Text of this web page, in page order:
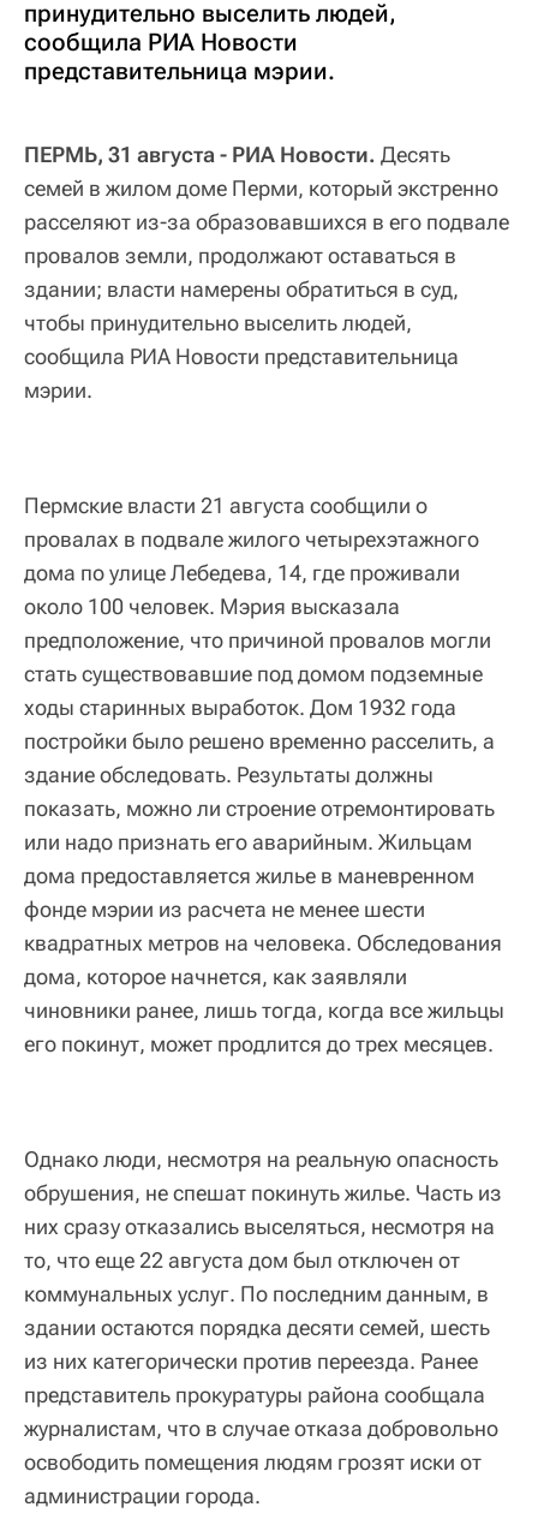
принудительно выселить людей,
сообщила РИА Новости
представительница мэрии.
ПЕРМЬ, 31 августа - РИА Новости. Десять
семей в жилом доме Перми, который экстренно
расселяют из-за образовавшихся в его подвале
провалов земли, продолжают оставаться в
здании; власти намерены обратиться в суд,
чтобы принудительно выселить людей,
сообщила РИА Новости представительница
мэрии.
Пермские власти 21 августа сообщили о
провалах в подвале жилого четырехэтажного
дома по улице Лебедева, 14, где проживали
около 100 человек. Мэрия высказала
предположение, что причиной провалов могли
стать существовавшие под домом подземные
ходы старинных выработок. Дом 1932 года
постройки было решено временно расселить, а
здание обследовать. Результаты должны
показать, можно ли строение отремонтировать
или надо признать его аварийным. Жильцам
дома предоставляется жилье в маневренном
фонде мэрии из расчета не менее шести
квадратных метров на человека. Обследования
дома, которое начнется, как заявляли
чиновники ранее, лишь тогда, когда все жильцы
его покинут, может продлится до трех месяцев.
Однако люди, несмотря на реальную опасность
обрушения, не спешат покинуть жилье. Часть из
них сразу отказались выселяться, несмотря на
то, что еще 22 августа дом был отключен от
коммунальных услуг. По последним данным, в
здании остаются порядка десяти семей, шесть
из них категорически против переезда. Ранее
представитель прокуратуры района сообщала
журналистам, что в случае отказа добровольно
освободить помещения людям грозят иски от
администрации города.